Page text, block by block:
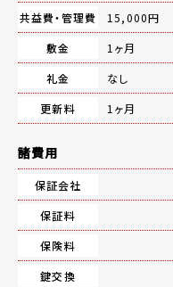
共益費・管理費
15,000円
敷金
1ヶ月
礼金
なし
更新料
1ヶ月
諸費用
保証会社
保証料
保険料
鍵交換